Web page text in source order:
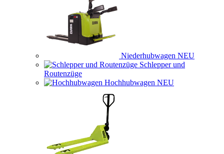
Niederhubwagen NEU
Schlepper und
Routenzüge
Hochhubwagen NEU